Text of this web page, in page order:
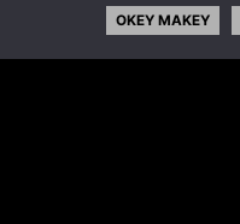
OKEY MAKEY